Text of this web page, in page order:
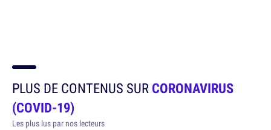
PLUS DE CONTENUS SURCORONAVIRUS
(COVID-19)
Les plus lus par nos lecteurs